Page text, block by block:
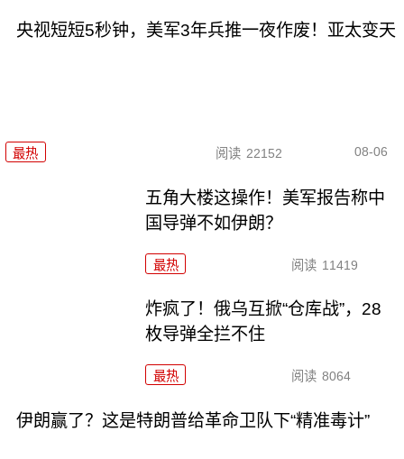
央视短短5秒钟，美军3年兵推一夜作废！亚太变天
最热 阅读 22152 08-06
五角大楼这操作！美军报告称中
国导弹不如伊朗？
最热 阅读 11419
炸疯了！俄乌互掀“仓库战”，28
枚导弹全拦不住
最热 阅读 8064
伊朗赢了？这是特朗普给革命卫队下“精准毒计”